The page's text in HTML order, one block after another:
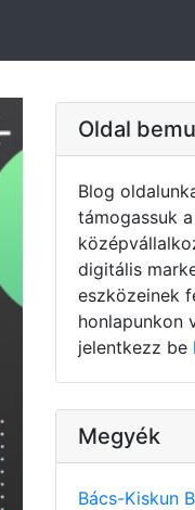
Oldal
Blog
támogassuk
digitális
eszközeinek
honlapunkon
jelentkezz be
Megyék
Bács-Kiskun